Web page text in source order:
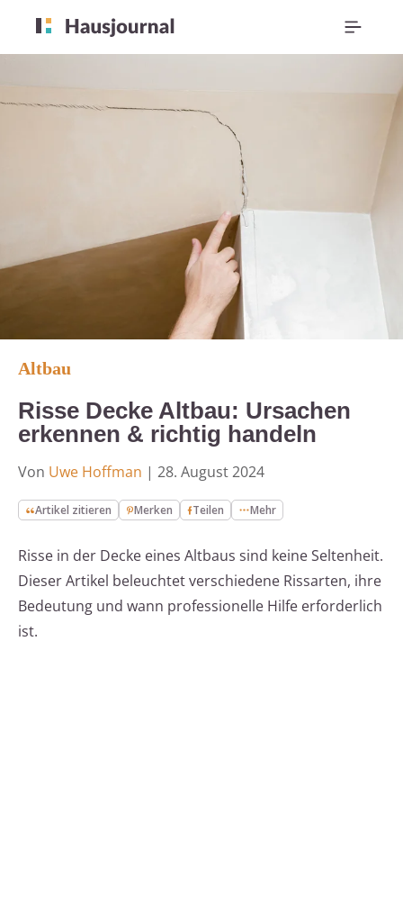
Altbau
Risse Decke Altbau: Ursachen
erkennen & richtig handeln
Von Uwe Hoffman | 28. August 2024
Artikel zitieren Merken Teilen Mehr
Risse in der Decke eines Altbaus sind keine Seltenheit.
Dieser Artikel beleuchtet verschiedene Rissarten, ihre
Bedeutung und wann professionelle Hilfe erforderlich
ist.